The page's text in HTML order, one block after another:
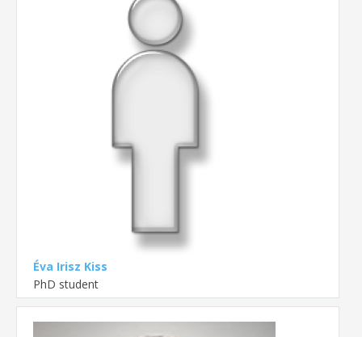
Éva Irisz Kiss
PhD student